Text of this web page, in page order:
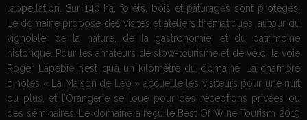
l’appellation. Sur 140 ha, forêts, bois et pâturages sont protégés.
Le domaine propose des visites et ateliers thématiques, autour du
vignoble, de la nature, de la gastronomie, et du patrimoine
historique. Pour les amateurs de slow-tourisme et de vélo, la voie
Roger Lapébie n’est qu’à un kilomètre du domaine. La chambre
d’hôtes « La Maison de Léo » accueille les visiteurs pour une nuit
ou plus, et l’Orangerie se loue pour des réceptions privées ou
des séminaires. Le domaine a reçu le Best Of Wine Tourism 2019